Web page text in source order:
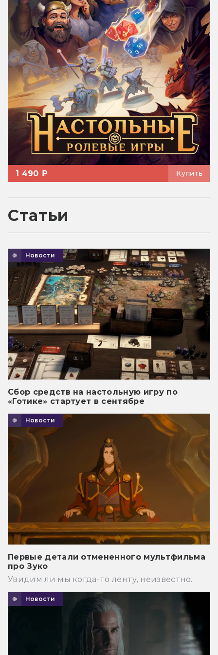
1 490 ₽ Купить
Статьи
Новости
Сбор средств на настольную игру по
«Готике» стартует в сентябре
Новости
Первые детали отмененного мультфильма
про Зуко
Увидим ли мы когда-то ленту, неизвестно.
Новости